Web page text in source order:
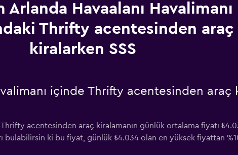
Arlanda Havaalanı Havalimanı
Thrifty acentesinden araç
kiralarken SSS
içinde Thrifty acentesinden araç
acentesinden araç kiralamanın günlük ortalama fiyatı
bulabilirsin ki bu fiyat, günlük ₺4.034 olan en yüksek fiyattan